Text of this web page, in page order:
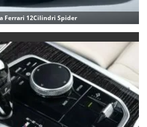
Ferrari 12Cilindri Spider